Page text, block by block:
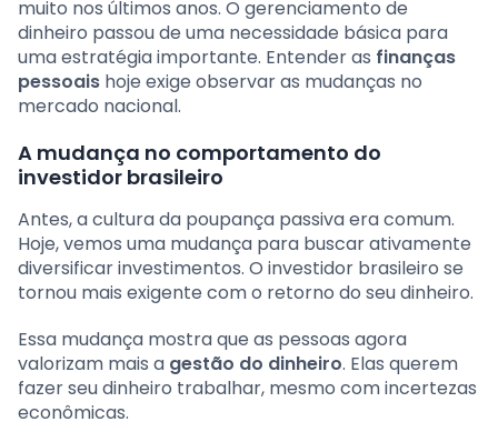
muito nos últimos anos. O gerenciamento de
dinheiro passou de uma necessidade básica para
uma estratégia importante. Entender as finanças
pessoais hoje exige observar as mudanças no
mercado nacional.
A mudança no comportamento do
investidor brasileiro
Antes, a cultura da poupança passiva era comum.
Hoje, vemos uma mudança para buscar ativamente
diversificar investimentos. O investidor brasileiro se
tornou mais exigente com o retorno do seu dinheiro.
Essa mudança mostra que as pessoas agora
valorizam mais a gestão do dinheiro. Elas querem
fazer seu dinheiro trabalhar, mesmo com incertezas
econômicas.